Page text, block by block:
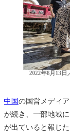
2022年8月13
中国の国営メディ
が続き、一部地域
が出ていると報じた